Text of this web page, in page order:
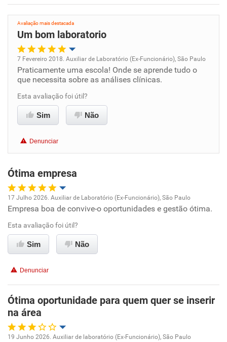
Avaliação mais destacada
Um bom laboratorio
Oportunidade de promoção
Ambiente de trabalho
Conciliação com a vida familiar
Recomenda esta empresa
Recomenda a diretoria
7 Fevereiro 2018. Auxiliar de Laboratório (Ex-Funcionário), São Paulo
Praticamente uma escola! Onde se aprende tudo o
que necessita sobre as análises clínicas.
Esta avaliação foi útil?
Sim Não
Denunciar
Ótima empresa
Oportunidade de promoção
Ambiente de trabalho
Benefícios
Recomenda esta empresa
Recomenda a diretoria
17 Julho 2026. Auxiliar de Laboratório (Ex-Funcionário), São Paulo
Empresa boa de convive-o oportunidades e gestão ótima.
Esta avaliação foi útil?
Sim Não
Denunciar
Ótima oportunidade para quem quer se inserir
na área
19 Junho 2026. Auxiliar de laboratório (Ex-Funcionário), São Paulo